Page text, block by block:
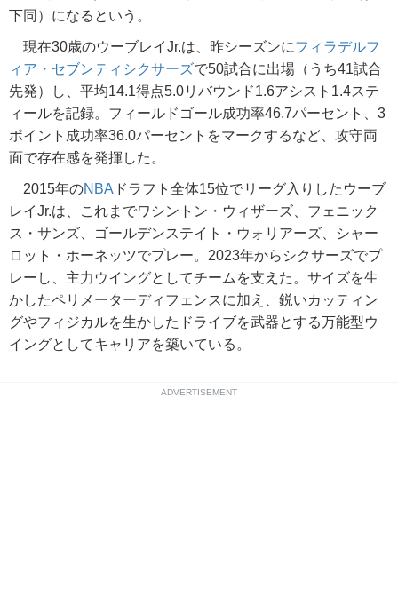
下同）になるという。
現在30歳のウーブレイJr.は、昨シーズンにフィラデルフ
ィア・セブンティシクサーズで50試合に出場（うち41試合
先発）し、平均14.1得点5.0リバウンド1.6アシスト1.4ステ
ィールを記録。フィールドゴール成功率46.7パーセント、3
ポイント成功率36.0パーセントをマークするなど、攻守両
面で存在感を発揮した。
2015年のNBA ドラフト全体15位でリーグ入りしたウーブ
レイJr.は、これまでワシントン・ウィザーズ、フェニック
ス・サンズ、ゴールデンステイト・ウォリアーズ、シャー
ロット・ホーネッツでプレー。2023年からシクサーズでプ
レーし、主力ウイングとしてチームを支えた。サイズを生
かしたペリメーターディフェンスに加え、鋭いカッティン
グやフィジカルを生かしたドライブを武器とする万能型ウ
イングとしてキャリアを築いている。
ADVERTISEMENT